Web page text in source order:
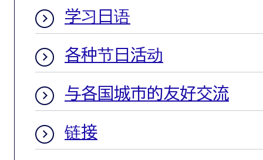
学习日语
各种节日活动
与各国城市的友好交流
链接